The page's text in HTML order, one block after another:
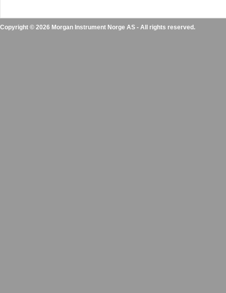
Copyright © 2026 Morgan Instrument Norge AS - All rights reserved.